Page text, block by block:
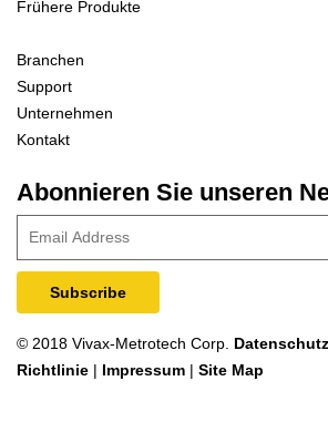
Frühere Produkte
Branchen
Support
Unternehmen
Kontakt
Abonnieren Sie unseren
© 2018 Vivax-Metrotech Corp.
Richtlinie | Impressum | Site Map